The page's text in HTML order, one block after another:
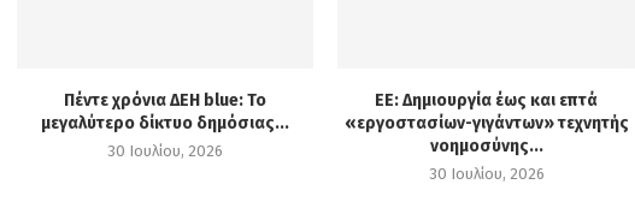
Πέντε χρόνια ΔΕΗ blue: Το
μεγαλύτερο δίκτυο δημόσιας...
30 Ιουλίου, 2026
ΕΕ: Δημιουργία έως και επτά
«εργοστασίων-γιγάντων» τεχνητής
νοημοσύνης...
30 Ιουλίου, 2026